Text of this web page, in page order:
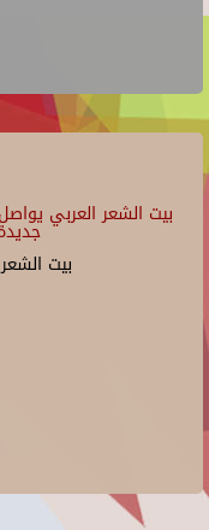
بيت الشعر العربي
بيت